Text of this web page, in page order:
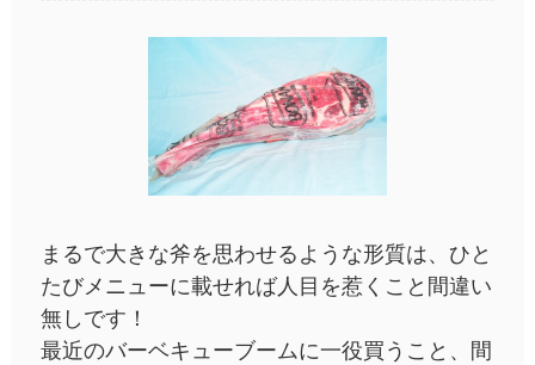
まるで大きな斧を思わせるような形質は、ひと
たびメニューに載せれば人目を惹くこと間違い
無しです！
最近のバーベキューブームに一役買うこと、間